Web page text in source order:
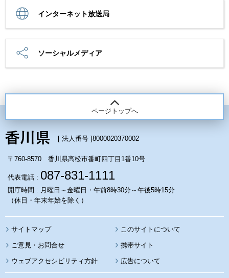
インターネット放送局
ソーシャルメディア
ページトップへ
[ 法人番号 ]8000020370002
〒760-8570 香川県高松市番町四丁目1番10号
代表電話 : 087-831-1111
開庁時間 : 月曜日～金曜日・午前8時30分～午後5時15分
（休日・年末年始を除く）
サイトマップ このサイトについて
携帯サイト
ウェブアクセシビリティ方針 広告について